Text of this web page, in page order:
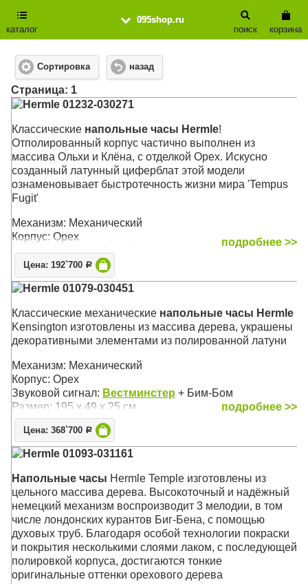
095shop.ru
каталог
корзина
поиск
Сортировка назад
Cтраница: 1
Hermle 01232-030271
Классические напольные часы Hermle!
Отполированный корпус частично выполнен из
массива Ольхи и Клёна, с отделкой Орех. Искусно
созданный латунный циферблат этой модели
ознаменовывает быстротечность жизни мира 'Tempus
Fugit'
Механизм: Механический
Корпус: Орех
Звуковой сигнал: Бим-Бом
Размер: 196 х 48,5 х 25 см
подробнее >>
Цена: 192`700 Р
Hermle 01079-030451
Классические механические напольные часы Hermle
Kensington изготовлены из массива дерева, украшены
декоративными элементами из полированной латуни
Механизм: Механический
Корпус: Орех
Звуковой сигнал: Вестминстер + Бим-Бом
Размер: 195 х 49 х 25 см
подробнее >>
Цена: 368`700 Р
Hermle 01093-031161
Напольные часы Hermle Temple изготовлены из
цельного массива дерева. Высокоточный и надёжный
немецкий механизм воспроизводит 3 мелодии, в том
числе лондонских курантов Биг-Бена, с помощью
духовых труб. Благодаря особой технологии покраски
и покрытия несколькими слоями лаком, с последующей
полировкой корпуса, достигаются тонкие
оригинальные оттенки орехового дерева